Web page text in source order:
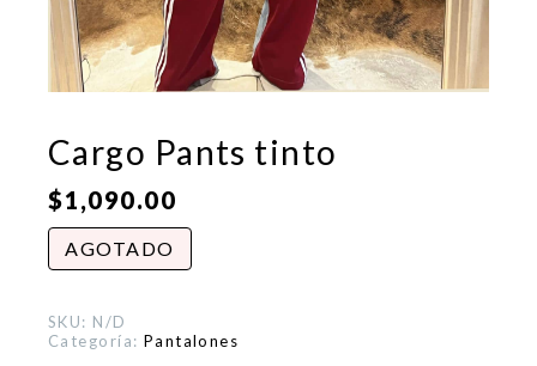
Cargo Pants tinto
$1,090.00
AGOTADO
SKU: N/D
Categoría: Pantalones